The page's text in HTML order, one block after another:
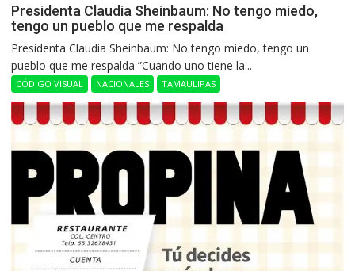
Presidenta Claudia Sheinbaum: No tengo miedo,
tengo un pueblo que me respalda
Presidenta Claudia Sheinbaum: No tengo miedo, tengo un
pueblo que me respalda ”Cuando uno tiene la...
CÓDIGO VISUAL NACIONALES TAMAULIPAS